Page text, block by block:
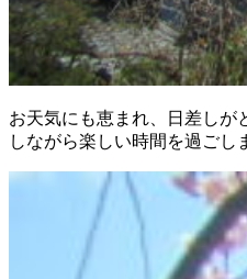
お天気にも恵まれ、日差しが
しながら楽しい時間を過ごし